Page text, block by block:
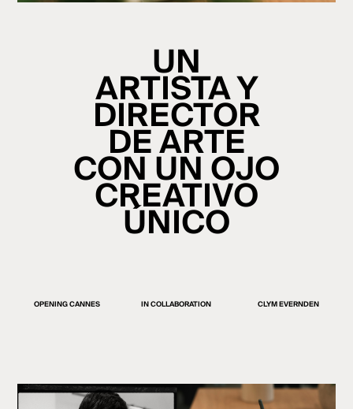
UN
ARTISTA Y
DIRECTOR
DE ARTE
CON UN OJO
CREATIVO
ÚNICO
OPENING CANNES IN COLLABORATION CLYM EVERNDEN